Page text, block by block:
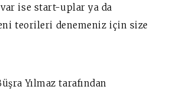
ise start-uplar ya da
teorileri denemeniz için size
Yılmaz tarafından